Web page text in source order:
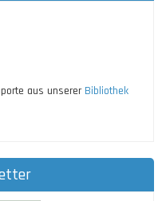
aus unserer Bibliothek